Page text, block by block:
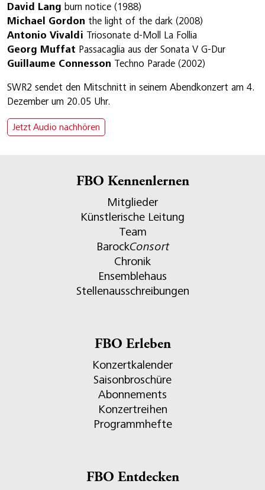
David Lang burn notice (1988)
Michael Gordon the light of the dark (2008)
Antonio Vivaldi Triosonate d-Moll La Follia
Georg Muffat Passacaglia aus der Sonata V G-Dur
Guillaume Connesson Techno Parade (2002)
SWR2 sendet den Mitschnitt in seinem Abendkonzert am 4.
Dezember um 20.05 Uhr.
Jetzt Audio nachhören
FBO Kennenlernen
Mitglieder
Künstlerische Leitung
Team
BarockConsort
Chronik
Ensemblehaus
Stellenausschreibungen
FBO Erleben
Konzertkalender
Saisonbroschüre
Abonnements
Konzertreihen
Programmhefte
FBO Entdecken